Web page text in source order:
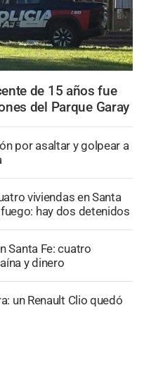
de 15 años fue
del Parque Garay
por asaltar y golpear a
viviendas en Santa
hay dos detenidos
Santa Fe: cuatro
y dinero
un Renault Clio quedó